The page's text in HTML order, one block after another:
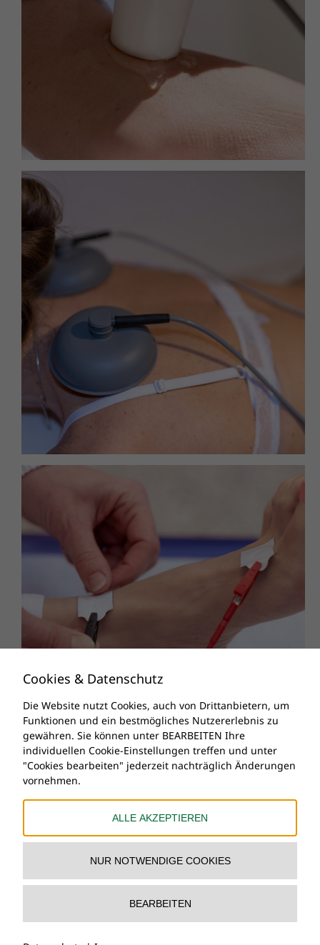
2026 | All Rights Reserved Dr. Pesendorfer |
Impressum|Datenschutz|INTERN|Cookies
Cookies & Datenschutz
Die Website nutzt Cookies, auch von Drittanbietern, um
Funktionen und ein bestmögliches Nutzererlebnis zu
gewähren. Sie können unter BEARBEITEN Ihre
individuellen Cookie-Einstellungen treffen und unter
"Cookies bearbeiten" jederzeit nachträglich Änderungen
vornehmen.
ALLE AKZEPTIEREN
NUR NOTWENDIGE COOKIES
BEARBEITEN